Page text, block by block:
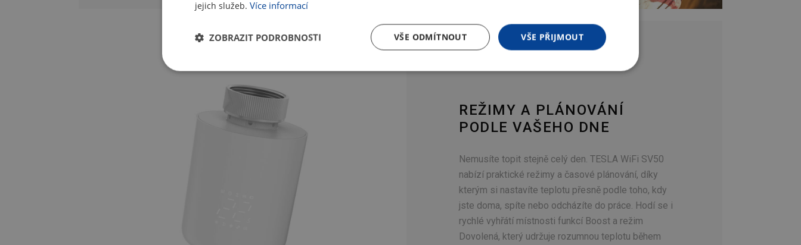
REŽIMY A PLÁNOVÁNÍ
PODLE VAŠEHO DNE
Nemusíte topit stejně celý den. TESLA WiFi SV50
nabízí praktické režimy a časové plánování, díky
kterým si nastavíte teplotu přesně podle toho, kdy
jste doma, spíte nebo odcházíte do práce. Hodí se i
rychlé vyhřátí místnosti funkcí Boost a režim
Dovolená, který udržuje rozumnou teplotu během
jejich služeb. Více informací
VŠE PŘIJMOUT
VŠE ODMÍTNOUT
ZOBRAZIT PODROBNOSTI